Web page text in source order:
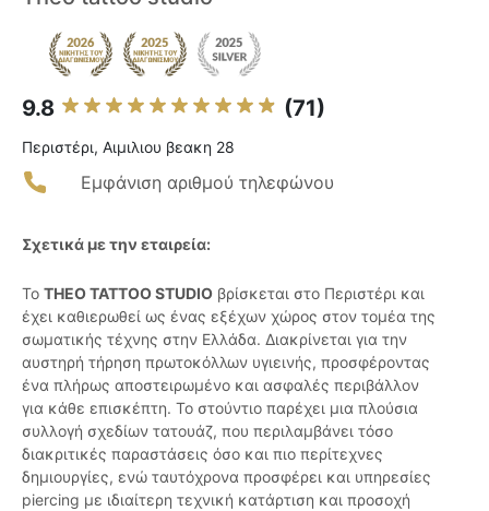
9.8 (71)
Περιστέρι, Αιμιλιου βεακη 28
Εμφάνιση αριθμού τηλεφώνου
Σχετικά με την εταιρεία:
Το THEO TATTOO STUDIO βρίσκεται στο Περιστέρι και
έχει καθιερωθεί ως ένας εξέχων χώρος στον τομέα της
σωματικής τέχνης στην Ελλάδα. Διακρίνεται για την
αυστηρή τήρηση πρωτοκόλλων υγιεινής, προσφέροντας
ένα πλήρως αποστειρωμένο και ασφαλές περιβάλλον
για κάθε επισκέπτη. Το στούντιο παρέχει μια πλούσια
συλλογή σχεδίων τατουάζ, που περιλαμβάνει τόσο
διακριτικές παραστάσεις όσο και πιο περίτεχνες
δημιουργίες, ενώ ταυτόχρονα προσφέρει και υπηρεσίες
piercing με ιδιαίτερη τεχνική κατάρτιση και προσοχή